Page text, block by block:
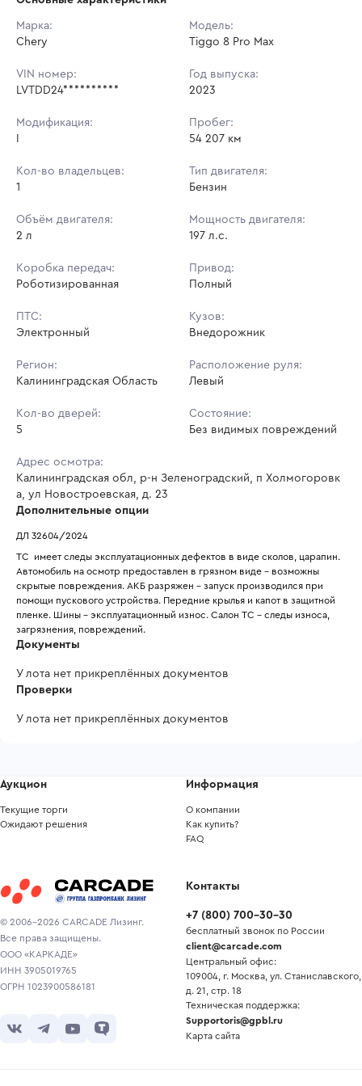
Шаг торгов: 23 740 ₽
Кол-во ставок:
Ставок не найдено
в аукционах
Марка:
Chery
Модель:
Tiggo 8 Pro Max
VIN номер:
LVTDD24**********
Год выпуска:
2023
Модификация:
Пробег:
54 207 км
Кол-во владельцев:
1
Тип двигателя:
Бензин
Объём двигателя:
2 л
Мощность двигателя:
197 л.с.
Коробка передач:
Роботизированная
Привод:
Полный
ПТС:
Электронный
Кузов:
Внедорожник
Регион:
Калининградская Область
Расположение руля:
Левый
Кол-во дверей:
5
Состояние:
Без видимых повреждений
Адрес осмотра:
Калининградская обл, р-н Зеленоградский, п Холмогоровк
а, ул Новостроевская, д. 23
Дополнительные опции
ДЛ 32604/2024
ТС  имеет следы эксплуатационных дефектов в виде сколов, царапин.
Автомобиль на осмотр предоставлен в грязном виде - возможны
скрытые повреждения. АКБ разряжен - запуск производился при
помощи пускового устройства. Передние крылья и капот в защитной
пленке. Шины - эксплуатационный износ. Салон ТС - следы износа,
загрязнения, повреждений.
Документы
У лота нет прикреплённых документов
Проверки
У лота нет прикреплённых документов
© 2006-2026 CARCADE Лизинг.
Все права защищены.
ООО «КАРКАДЕ»
ИНН 3905019765
ОГРН 1023900586181
Аукцион
Текущие торги
Ожидают решения
Информация
О компании
Как купить?
FAQ
Контакты
+7 (800) 700-30-30
бесплатный звонок по России
client@carcade.com
Центральный офис:
109004, г. Москва, ул. Станиславского,
д. 21, стр. 18
Техническая поддержка:
Supportoris@gpbl.ru
Карта сайта